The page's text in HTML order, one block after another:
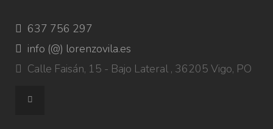
637 756 297
info (@) lorenzovila.es
Calle Faisán, 15 - Bajo Lateral , 36205 Vigo, PO